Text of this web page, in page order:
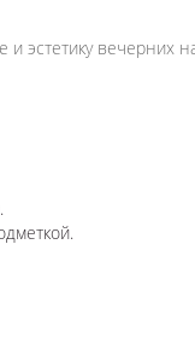
эстетику